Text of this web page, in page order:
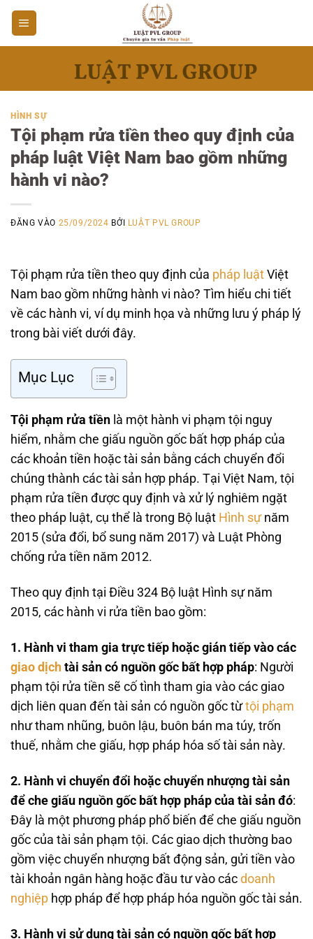
Bỏ
qua
nội
HÌNH SỰ
Tội phạm rửa tiền theo quy định của
pháp luật Việt Nam bao gồm những
hành vi nào?
ĐĂNG VÀO 25/09/2024 BỞI LUẬT PVL GROUP
Tội phạm rửa tiền theo quy định của pháp luật Việt
Nam bao gồm những hành vi nào? Tìm hiểu chi tiết
về các hành vi, ví dụ minh họa và những lưu ý pháp lý
trong bài viết dưới đây.
Mục Lục
Tội phạm rửa tiền là một hành vi phạm tội nguy
hiểm, nhằm che giấu nguồn gốc bất hợp pháp của
các khoản tiền hoặc tài sản bằng cách chuyển đổi
chúng thành các tài sản hợp pháp. Tại Việt Nam, tội
phạm rửa tiền được quy định và xử lý nghiêm ngặt
theo pháp luật, cụ thể là trong Bộ luật Hình sựnăm
2015 (sửa đổi, bổ sung năm 2017) và Luật Phòng
chống rửa tiền năm 2012.
Theo quy định tại Điều 324 Bộ luật Hình sự năm
2015, các hành vi rửa tiền bao gồm:
1. Hành vi tham gia trực tiếp hoặc gián tiếp vào các
giao dịch tài sản có nguồn gốc bất hợp pháp: Người
phạm tội rửa tiền sẽ cố tình tham gia vào các giao
dịch liên quan đến tài sản có nguồn gốc từtội phạm
như tham nhũng, buôn lậu, buôn bán ma túy, trốn
thuế, nhằm che giấu, hợp pháp hóa số tài sản này.
2. Hành vi chuyển đổi hoặc chuyển nhượng tài sản
để che giấu nguồn gốc bất hợp pháp của tài sản đó:
Đây là một phương pháp phổ biến để che giấu nguồn
gốc của tài sản phạm tội. Các giao dịch thường bao
gồm việc chuyển nhượng bất động sản, gửi tiền vào
tài khoản ngân hàng hoặc đầu tư vào các doanh
nghiệp hợp pháp để hợp pháp hóa nguồn gốc tài sản.
3. Hành vi sử dụng tài sản có nguồn gốc bất hợp